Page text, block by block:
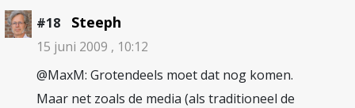
#18 Steeph
15 juni 2009 , 10:12
@MaxM: Grotendeels moet dat nog komen.
Maar net zoals de media (als traditioneel de